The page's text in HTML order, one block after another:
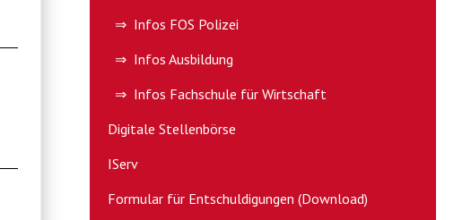
⇒ Infos FOS Polizei
⇒ Infos Ausbildung
⇒ Infos Fachschule für Wirtschaft
Digitale Stellenbörse
IServ
Formular für Entschuldigungen (Download)